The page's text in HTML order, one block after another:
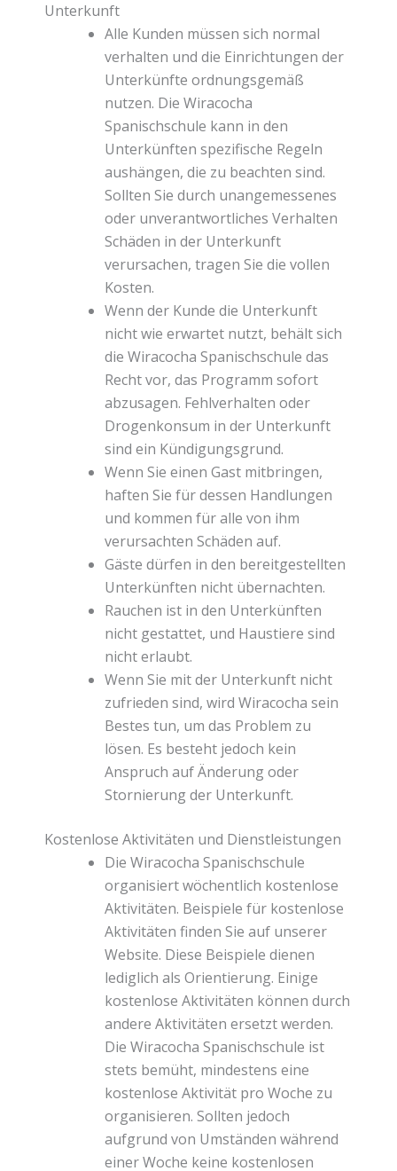
Unterkunft
Alle Kunden müssen sich normal
verhalten und die Einrichtungen der
Unterkünfte ordnungsgemäß
nutzen. Die Wiracocha
Spanischschule kann in den
Unterkünften spezifische Regeln
aushängen, die zu beachten sind.
Sollten Sie durch unangemessenes
oder unverantwortliches Verhalten
Schäden in der Unterkunft
verursachen, tragen Sie die vollen
Kosten.
Wenn der Kunde die Unterkunft
nicht wie erwartet nutzt, behält sich
die Wiracocha Spanischschule das
Recht vor, das Programm sofort
abzusagen. Fehlverhalten oder
Drogenkonsum in der Unterkunft
sind ein Kündigungsgrund.
Wenn Sie einen Gast mitbringen,
haften Sie für dessen Handlungen
und kommen für alle von ihm
verursachten Schäden auf.
Gäste dürfen in den bereitgestellten
Unterkünften nicht übernachten.
Rauchen ist in den Unterkünften
nicht gestattet, und Haustiere sind
nicht erlaubt.
Wenn Sie mit der Unterkunft nicht
zufrieden sind, wird Wiracocha sein
Bestes tun, um das Problem zu
lösen. Es besteht jedoch kein
Anspruch auf Änderung oder
Stornierung der Unterkunft.
Kostenlose Aktivitäten und Dienstleistungen
Die Wiracocha Spanischschule
organisiert wöchentlich kostenlose
Aktivitäten. Beispiele für kostenlose
Aktivitäten finden Sie auf unserer
Website. Diese Beispiele dienen
lediglich als Orientierung. Einige
kostenlose Aktivitäten können durch
andere Aktivitäten ersetzt werden.
Die Wiracocha Spanischschule ist
stets bemüht, mindestens eine
kostenlose Aktivität pro Woche zu
organisieren. Sollten jedoch
aufgrund von Umständen während
einer Woche keine kostenlosen